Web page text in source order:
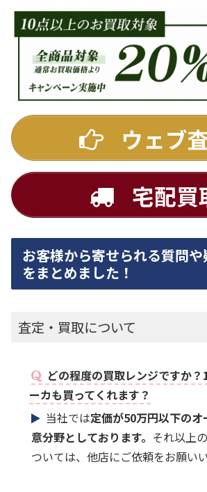
ウェブ
宅配買
お客様から寄せられる質問
をまとめました！
査定・買取について
どの程度の買取レンジですか？
ーカも買ってくれます？
当社では定価が50万円以下の
意分野としております。 それ以上
ついては、他店にご依頼をお願いい